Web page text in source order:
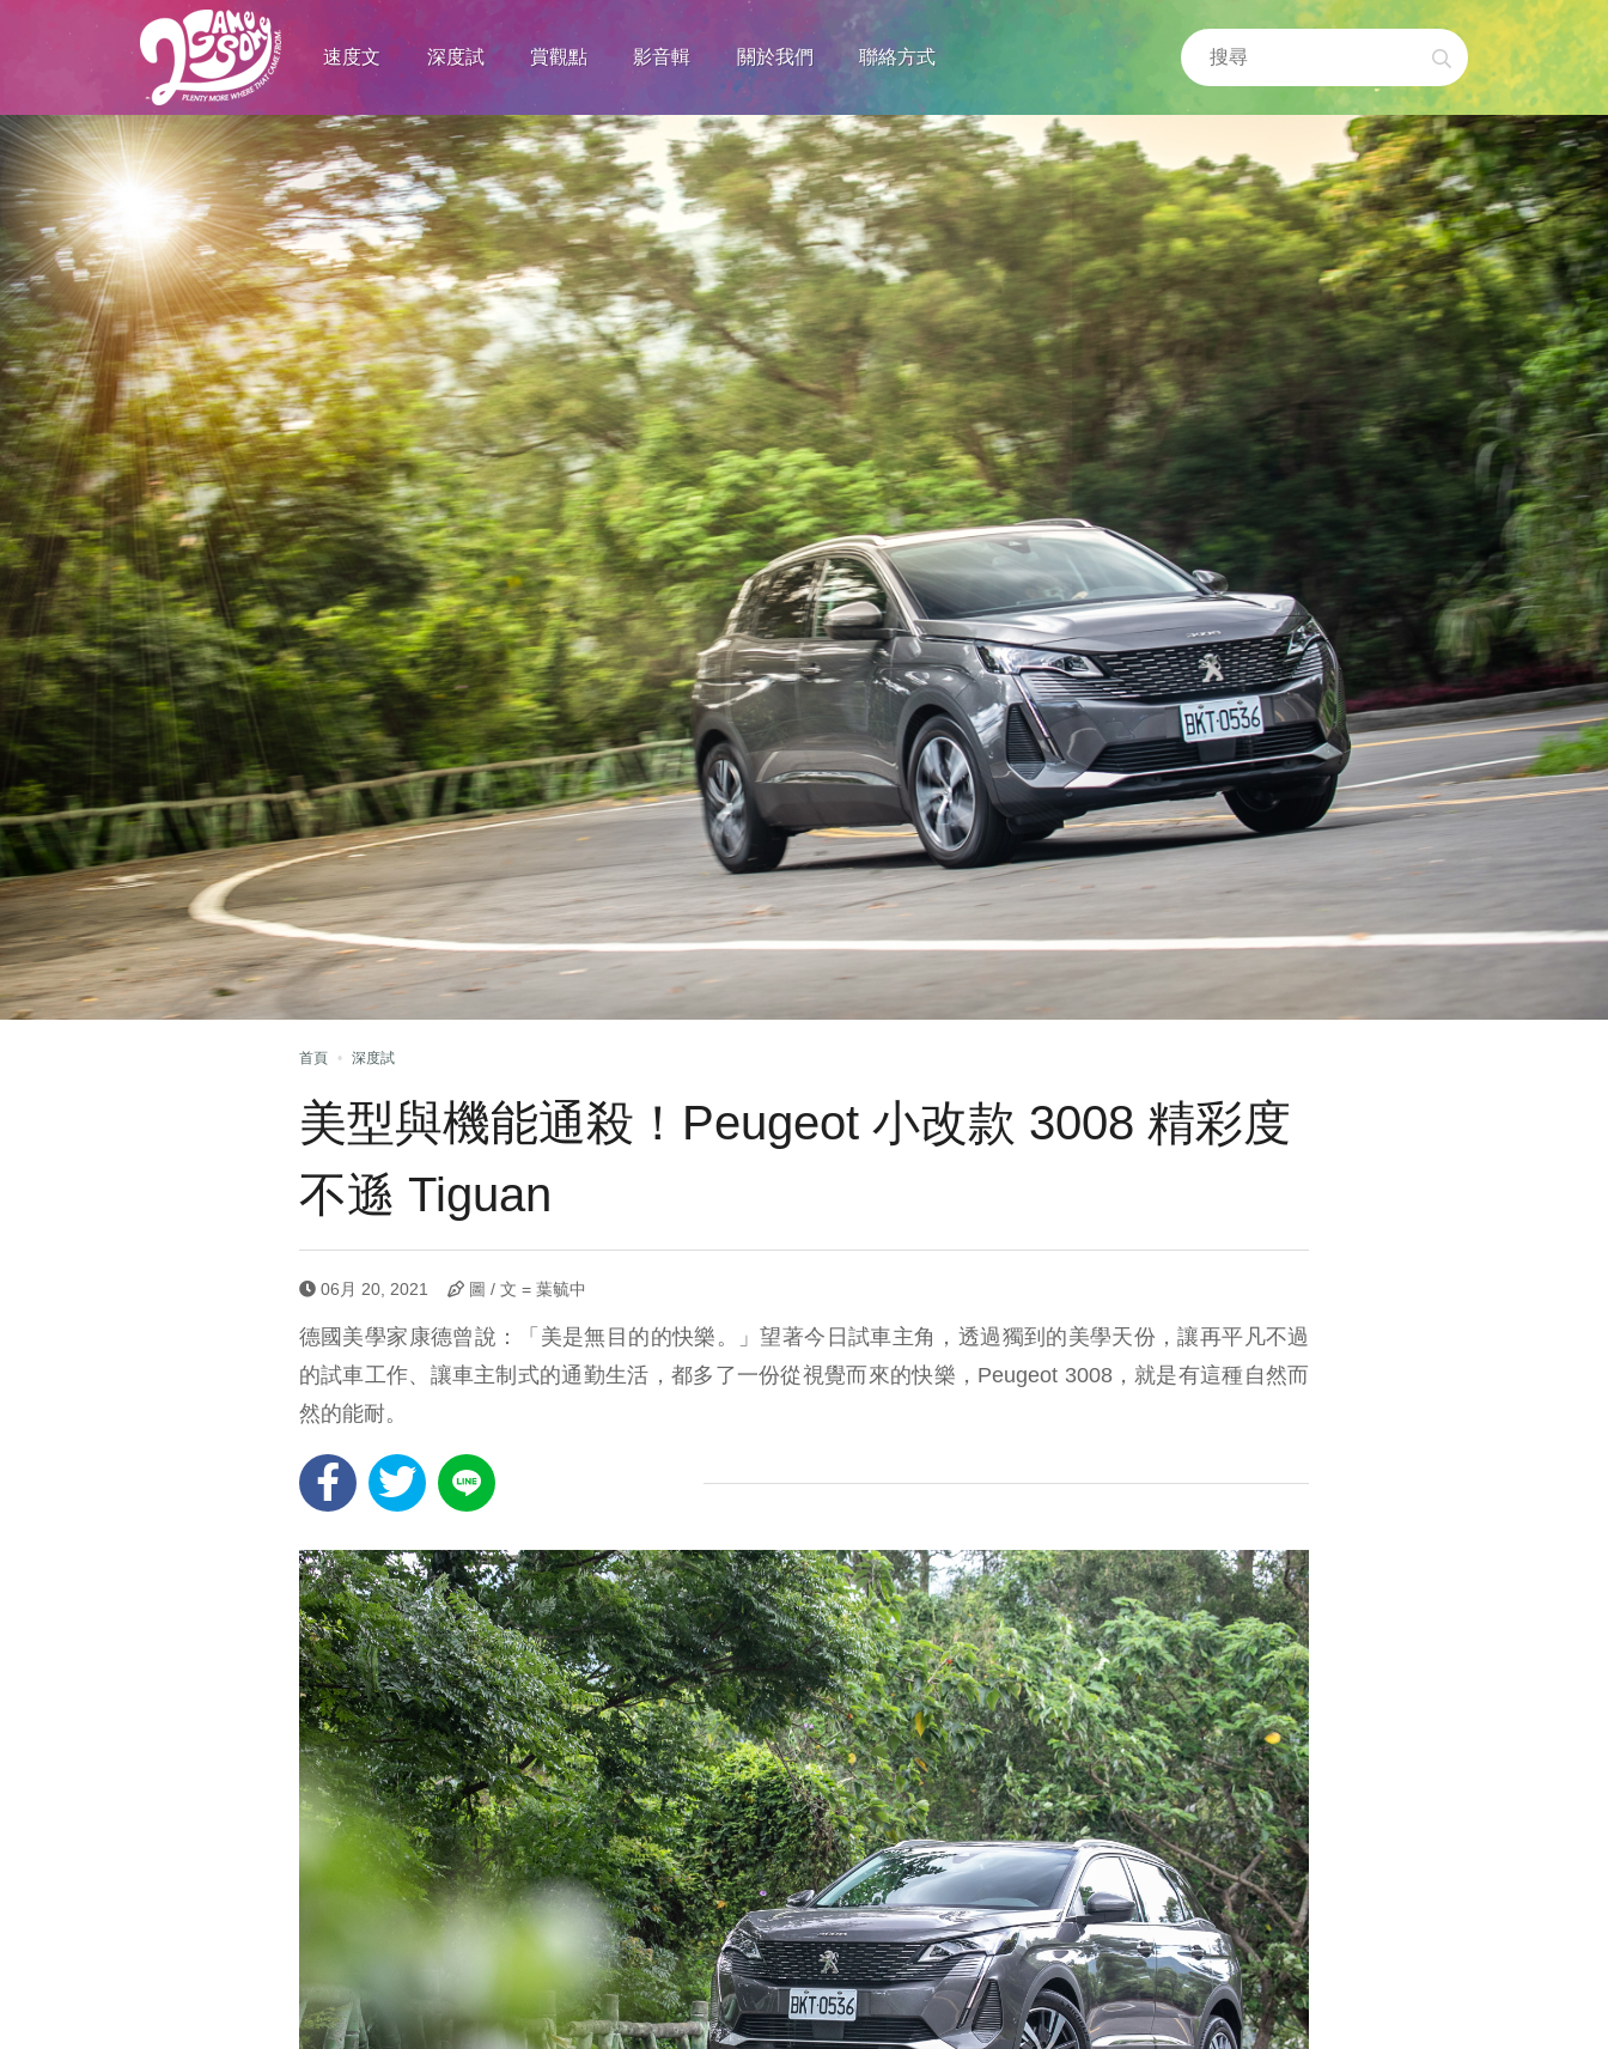
速度文 深度試 賞觀點 影音輯 關於我們 聯絡方式
首頁 深度試
美型與機能通殺！Peugeot 小改款 3008 精彩度
不遜 Tiguan
06月 20, 2021 圖 / 文 = 葉毓中
德國美學家康德曾說：「美是無目的的快樂。」望著今日試車主角，透過獨到的美學天份，讓再平凡不過
的試車工作、讓車主制式的通勤生活，都多了一份從視覺而來的快樂，Peugeot 3008，就是有這種自然而
然的能耐。